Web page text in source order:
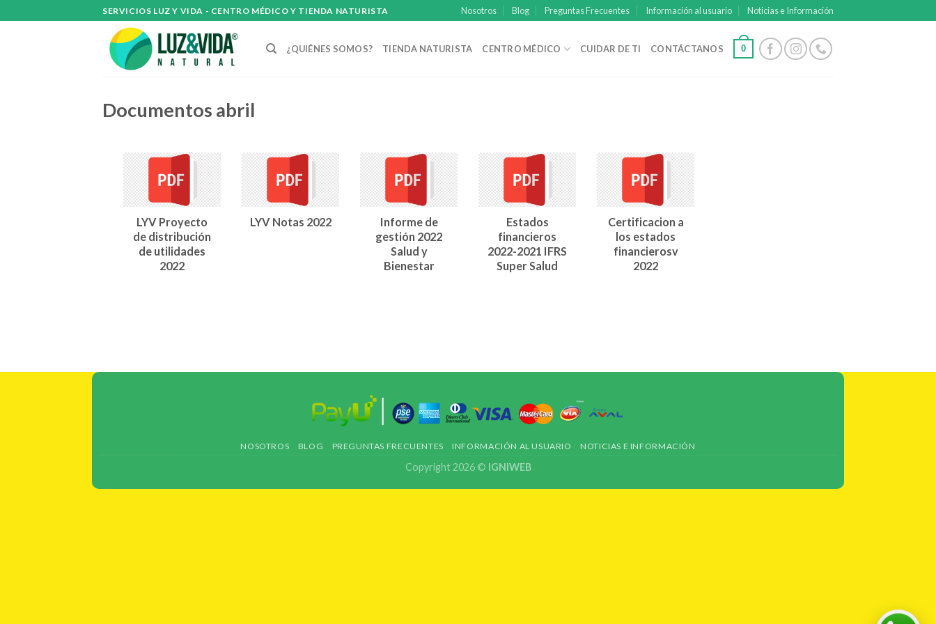
to
SERVICIOS LUZ Y VIDA - CENTRO MÉDICO Y TIENDA NATURISTA Nosotros Blog Preguntas Frecuentes Información al usuario Noticias e Información
¿QUIÉNES SOMOS? TIENDA NATURISTA CENTRO MÉDICO CUIDAR DE TI CONTÁCTANOS 0
Documentos abril
LYV Proyecto
de distribución
de utilidades
2022
LYV Notas 2022
Informe de
gestión 2022
Salud y
Bienestar
Estados
financieros
2022-2021 IFRS
Super Salud
Certificacion a
los estados
financierosv
2022
NOSOTROS BLOG PREGUNTAS FRECUENTES INFORMACIÓN AL USUARIO NOTICIAS E INFORMACIÓN
Copyright 2026 © IGNIWEB